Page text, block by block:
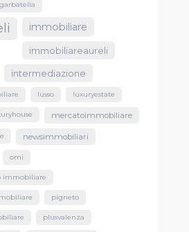
garbatella
immobiliare
immobiliareaureli
intermediazione
lusso luxuryestate
mercatoimmobiliare
newsimmobiliari
omi
immobiliare
pigneto
plusvalenza